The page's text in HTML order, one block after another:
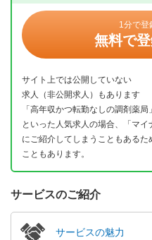
1分で登
無料で登
サイト上では公開していない
求人（非公開求人）もあります
「高年収かつ転勤なしの調剤薬
といった人気求人の場合、「マ
にご紹介してしまうこともある
こともあります。
サービスのご紹介
サービスの魅力